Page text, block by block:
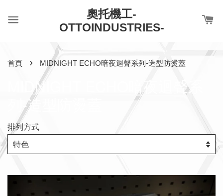
奧托機工-
OTTOINDUSTRIES-
首頁 › MIDNIGHT ECHO暗夜迴聲系列-造型防燙蓋
MIDNIGHT ECHO暗夜迴聲系
列-造型防燙蓋
排列方式